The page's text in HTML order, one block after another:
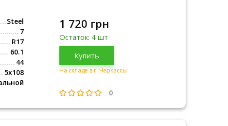
Steel
7
R17
60.1
44
5x108
1 720 грн
Остаток: 4 шт
Купить
На складе в г. Черкассы
0